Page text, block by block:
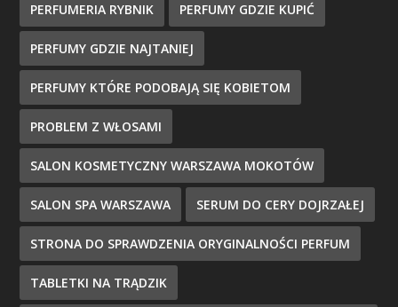
PERFUMERIA RYBNIK PERFUMY GDZIE KUPIĆ
PERFUMY GDZIE NAJTANIEJ
PERFUMY KTÓRE PODOBAJĄ SIĘ KOBIETOM
PROBLEM Z WŁOSAMI
SALON KOSMETYCZNY WARSZAWA MOKOTÓW
SALON SPA WARSZAWA SERUM DO CERY DOJRZAŁEJ
STRONA DO SPRAWDZENIA ORYGINALNOŚCI PERFUM
TABLETKI NA TRĄDZIK